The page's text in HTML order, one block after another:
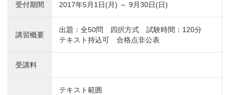
受付期間 2017年5月1日(月) ～ 9月30日(日)
講習概要
出題：全50問 四択方式 試験時間：120分
テキスト持込可 合格点非公表
受講料
テキスト範囲